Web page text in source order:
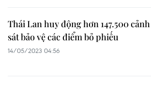
Thái Lan huy động hơn 147.500 cảnh
sát bảo vệ các điểm bỏ phiếu
14/05/2023 04:56